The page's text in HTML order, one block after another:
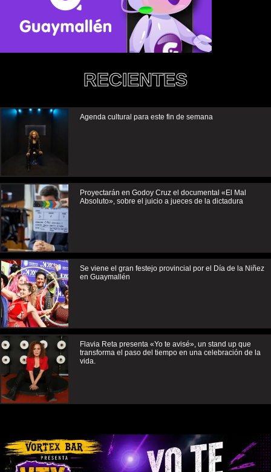
RECIENTES
Agenda cultural para este fin de semana
Proyectarán en Godoy Cruz el documental «El Mal
Absoluto», sobre el juicio a jueces de la dictadura
Se viene el gran festejo provincial por el Día de la Niñez
en Guaymallén
Flavia Reta presenta «Yo te avisé», un stand up que
transforma el paso del tiempo en una celebración de la
vida.